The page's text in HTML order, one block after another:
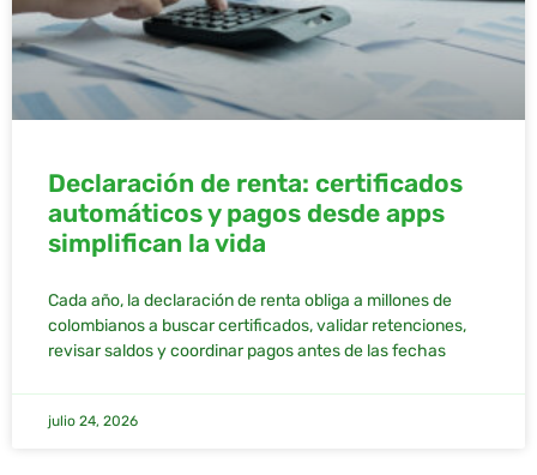
Declaración de renta: certificados
automáticos y pagos desde apps
simplifican la vida
Cada año, la declaración de renta obliga a millones de
colombianos a buscar certificados, validar retenciones,
revisar saldos y coordinar pagos antes de las fechas
julio 24, 2026